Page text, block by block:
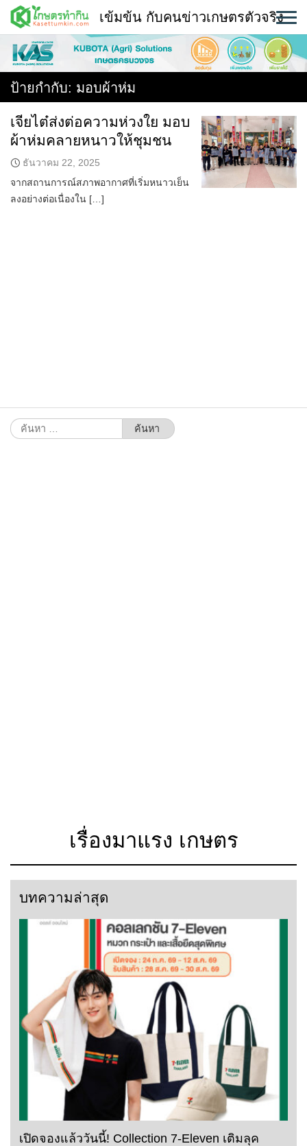
Skip
content
พืช
หน้าแรก
แวดวงเกษตร
ใคร ทำอะไร ที่ไหน
เข้มข้น กับคนข่าวเกษตรตัวจริง
ป้ายกำกับ: มอบผ้าห่ม
เจียไต๋ส่งต่อความห่วงใย มอบ
ผ้าห่มคลายหนาวให้ชุมชน
ธันวาคม 22, 2025
จากสถานการณ์สภาพอากาศที่เริ่มหนาวเย็น
ลงอย่างต่อเนื่องใน […]
ค้นหา
สำหรับ:
เรื่องมาแรง เกษตร
บทความล่าสุด
เปิดจองแล้ววันนี้! Collection 7-Eleven เติมลุค